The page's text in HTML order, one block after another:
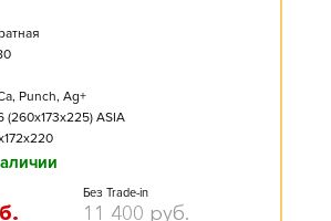
Punch, Ag+
(260x173x225) ASIA
Без Trade-in
11 400 руб.